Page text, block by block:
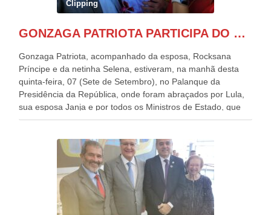
Clipping
GONZAGA PATRIOTA PARTICIPA DO DESFILE DA INDEPENDÊNCIA NO PALANQUE DA PRESIDÊNCIA DA REPÚBLICA E É ABRAÇADO POR LULA E POR GERALDO ALCKMIN.
Gonzaga Patriota, acompanhado da esposa, Rocksana
Príncipe e da netinha Selena, estiveram, na manhã desta
quinta-feira, 07 (Sete de Setembro), no Palanque da
Presidência da República, onde foram abraçados por Lula,
sua esposa Janja e por todos os Ministros de Estado, que
estavam presentes, nos Desfiles da Independência da
outros desfiles, na Esplanada dos Ministérios, disse ter sido
o deste ano, o maior e o mais organizado de todos. “Há
quatro décadas, como Patriota até no nome, participo
anualmente dos desfiles de Sete de Setembro, na
Esplanada dos Ministérios, em Brasília. Este ano, o governo
preparou espaços com cadeiras e coberturas, para 30.000